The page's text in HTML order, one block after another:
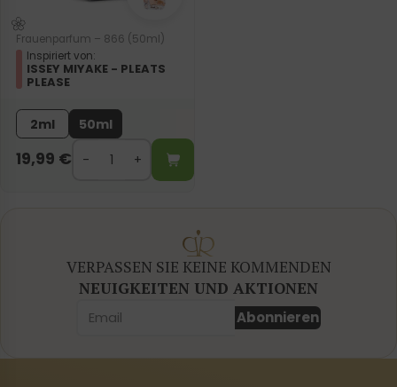
Frauenparfum – 866 (50ml)
Inspiriert von:
ISSEY MIYAKE - PLEATS
PLEASE
2ml 50ml
19,99 €
VERPASSEN SIE KEINE KOMMENDEN
NEUIGKEITEN UND AKTIONEN
Abonnieren